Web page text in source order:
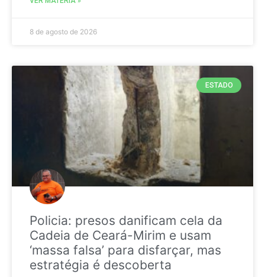
8 de agosto de 2026
ESTADO
Policia: presos danificam cela da
Cadeia de Ceará-Mirim e usam
‘massa falsa’ para disfarçar, mas
estratégia é descoberta